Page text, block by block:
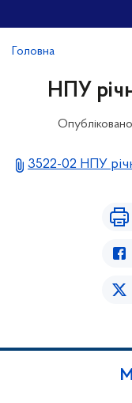
Головна
НПУ
3522-02 НПУ